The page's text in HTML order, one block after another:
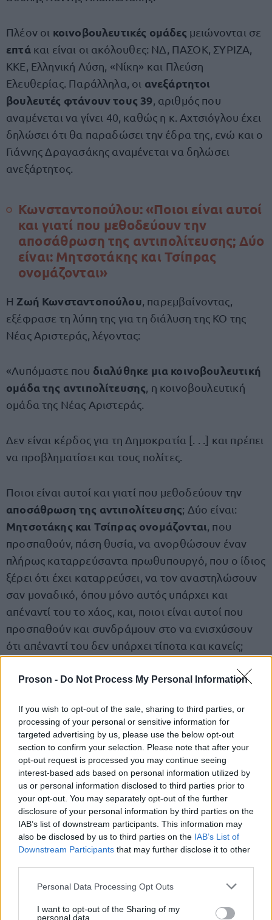
Proson - Do Not Process My Personal Information
If you wish to opt-out of the sale, sharing to third parties, or
processing of your personal or sensitive information for
targeted advertising by us, please use the below opt-out
section to confirm your selection. Please note that after your
opt-out request is processed you may continue seeing
interest-based ads based on personal information utilized by
us or personal information disclosed to third parties prior to
your opt-out. You may separately opt-out of the further
disclosure of your personal information by third parties on the
IAB’s list of downstream participants. This information may
also be disclosed by us to third parties on the IAB’s List of
Downstream Participants that may further disclose it to other
Please note that this website/app uses one or more Google
not limited to your visit or usage behaviour. You may click to
Personal Data Processing Opt Outs
I want to opt-out of the Sharing of my
personal data.
Πλέον οι κοινοβουλευτικές ομάδες μειώνονται σε
επτά και είναι οι ακόλουθες: ΝΔ, ΠΑΣΟΚ, ΣΥΡΙΖΑ,
ΚΚΕ, Ελληνική Λύση, «Νίκη» και Πλεύση
Ελευθερίας. Παράλληλα, οι ανεξάρτητοι
βουλευτές φτάνουν τους 39 , αριθμός που
αναμένεται να γίνει 40, καθώς η κ. Αχτσιόγλου έχει
δηλώσει ότι θα παραδώσει την έδρα της, ενώ και ο
Γιάννης Δραγασάκης αναμένεται να δηλώσει
ανεξάρτητος.
Κωνσταντοπούλου: «Ποιοι είναι αυτοί
και γιατί που μεθοδεύουν την
αποσάθρωση της αντιπολίτευσης; Δύο
είναι: Μητσοτάκης και Τσίπρας
ονομάζονται»
Η Ζωή Κωνσταντοπούλου , παρεμβαίνοντας,
εξέφρασε τη λύπη της για τη διάλυση της ΚΟ της
Νέας Αριστεράς, λέγοντας:
«Λυπόμαστε που διαλύθηκε μια κοινοβουλευτική
ομάδα της αντιπολίτευσης , η κοινοβουλευτική
ομάδα της Νέας Αριστεράς.
Δεν είναι κέρδος για τη Δημοκρατία [. . .] και πρέπει
να προβληματίσει και τους πολίτες.
Ποιοι είναι αυτοί και γιατί που μεθοδεύουν την
αποσάθρωση της αντιπολίτευσης; Δύο είναι:
Μητσοτάκης και Τσίπρας ονομάζονται , που
προσπαθούν, πάση θυσία, να ανορθώσουν έναν
πλήρως καταρρεύσαντα πρωθυπουργό, που ο ίδιος
ξέρει ότι έχει καταρρεύσει, να τον αναστηλώσουν
σαν μοναδικό, όπου μόνο αυτός υπάρχει και
απέναντί του το χάος, και, ποιοι είναι αυτοί που
προσπαθούν και συνδράμουν στο να ενισχύσουν
ότι απέναντί του δεν υπάρχει τίποτα και κανείς;
Είναι αλγεινό αυτό το οποίο συμβαίνει, είναι
πρωθυπουργό που παραβίασε και την εντολή του
ως πρωθυπουργού και την εντολή του ως αρχηγού
της αξιωματικής αντιπολίτευσης από το ‘19 μέχρι το
‘23 και γι' αυτό καταψηφίστηκε, και βεβαίως την
αποστολή της αντιπολίτευσης και της αξιωματικής
αντιπολίτευσης, γιατί αυτή την εντολή πήρε και το
2023.
Είναιπρωτοφανέςνα προσπαθείς να διαλύσεις την
αντιπολίτευση εντός Βουλής. Δεν έχει καμία σχέση
αυτό ούτε με νέο, ούτε με πολιτικό, ούτε με
δημοκρατία. Έχει σχέση με εξυπηρέτηση των πιο